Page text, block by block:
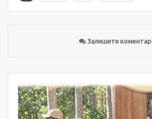
Залишити коментар